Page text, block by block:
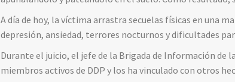
A día de hoy, la víctima arrastra secuelas físicas en una
depresión, ansiedad, terrores nocturnos y dificultades
Durante el juicio, el jefe de la Brigada de Información de
miembros activos de DDP y los ha vinculado con otros